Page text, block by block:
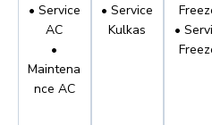
• Service
AC
•
Maintena
nce AC
• Service
Kulkas
•